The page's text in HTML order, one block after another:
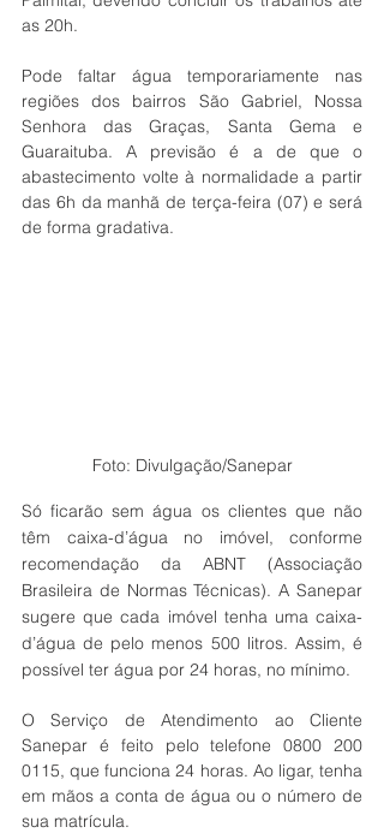
as 20h.
Pode faltar água temporariamente nas
regiões dos bairros São Gabriel, Nossa
Senhora das Graças, Santa Gema e
Guaraituba. A previsão é a de que o
abastecimento volte à normalidade a partir
das 6h da manhã de terça-feira (07) e será
de forma gradativa.
Foto: Divulgação/Sanepar
Só ficarão sem água os clientes que não
têm caixa-d’água no imóvel, conforme
recomendação da ABNT (Associação
Brasileira de Normas Técnicas). A Sanepar
sugere que cada imóvel tenha uma caixa-
d’água de pelo menos 500 litros. Assim, é
possível ter água por 24 horas, no mínimo.
O Serviço de Atendimento ao Cliente
Sanepar é feito pelo telefone 0800 200
0115, que funciona 24 horas. Ao ligar, tenha
em mãos a conta de água ou o número de
sua matrícula.